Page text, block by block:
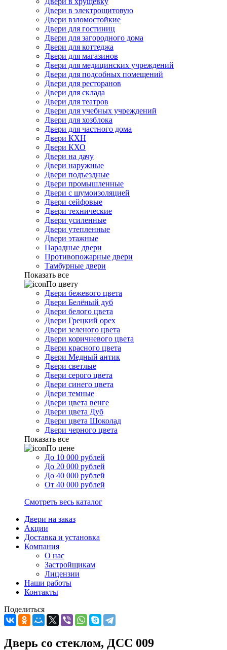
Двери в электрощитовую
Двери взломостойкие
Двери для гостиниц
Двери для загородного дома
Двери для коттеджа
Двери для магазинов
Двери для медицинских учреждений
Двери для подсобных помещений
Двери для ресторанов
Двери для склада
Двери для театров
Двери для учебных учреждений
Двери для хозблока
Двери для частного дома
Двери КХН
Двери КХО
Двери на дачу
Двери наружные
Двери подъездные
Двери промышленные
Двери с шумоизоляцией
Двери сейфовые
Двери технические
Двери усиленные
Двери утепленные
Двери этажные
Парадные двери
Противопожарные двери
Тамбурные двери
Показать все
По цвету
Двери бежевого цвета
Двери Белёный дуб
Двери белого цвета
Двери Грецкий орех
Двери зеленого цвета
Двери коричневого цвета
Двери красного цвета
Двери Медный антик
Двери светлые
Двери серого цвета
Двери синего цвета
Двери темные
Двери цвета венге
Двери цвета Дуб
Двери цвета Шоколад
Двери черного цвета
Показать все
По цене
До 10 000 рублей
До 20 000 рублей
До 40 000 рублей
От 40 000 рублей
Смотреть весь каталог
Двери на заказ
Акции
Доставка и установка
Компания
О нас
Застройщикам
Лицензии
Наши работы
Контакты
Поделиться
Дверь со стеклом, ДСС 009